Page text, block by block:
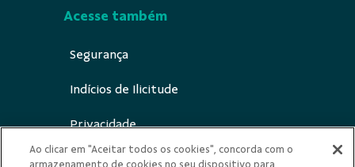
Acesse também
Segurança
Indícios de Ilicitude
Privacidade
Ao clicar em "Aceitar todos os cookies", concorda com o
armazenamento de cookies no seu dispositivo para